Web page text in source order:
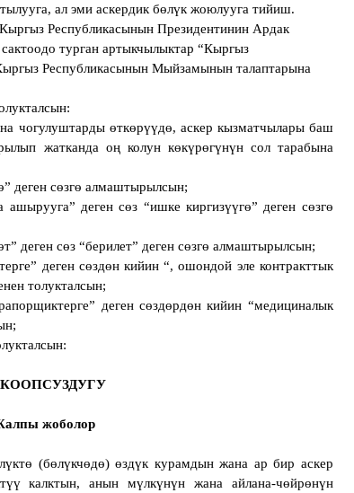
ал эми аскердик бөлүк жоюлууга тийиш.
Республикасынын Президентинин Ардак
турган артыкчылыктар “Кыргыз
Республикасынын Мыйзамынын талаптарына
чогулуштарды өткөрүүдө, аскер кызматчылары баш
жатканда оң колун көкүрөгүнүн сол тарабына
деген сөзгө алмаштырылсын;
деген сөз “ишке киргизүүгө” деген сөзгө
деген сөз “берилет” деген сөзгө алмаштырылсын;
деген сөздөн кийин “, ошондой эле контракттык
толукталсын;
деген сөздөрдөн кийин “медициналык
жоболор
(бөлүкчөдө) өздүк курамдын жана ар бир аскер
калктын, анын мүлкүнүн жана айлана-чөйрөнүн